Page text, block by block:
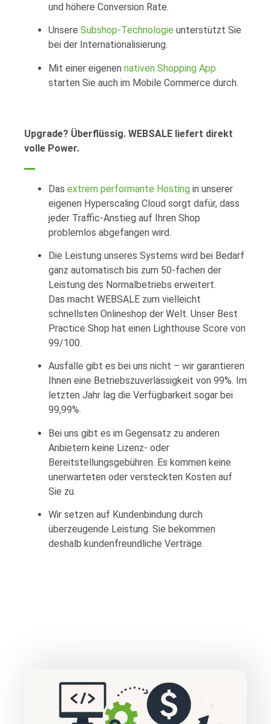
und höhere Conversion Rate.
Unsere Subshop-Technologie unterstützt Sie
bei der Internationalisierung.
Mit einer eigenen nativen Shopping App
starten Sie auch im Mobile Commerce durch.
Upgrade? Überflüssig. WEBSALE liefert direkt
volle Power.
Das extrem performante Hosting in unserer
eigenen Hyperscaling Cloud sorgt dafür, dass
jeder Traffic-Anstieg auf Ihren Shop
problemlos abgefangen wird.
Die Leistung unseres Systems wird bei Bedarf
ganz automatisch bis zum 50-fachen der
Leistung des Normalbetriebs erweitert.
Das macht WEBSALE zum vielleicht
schnellsten Onlineshop der Welt. Unser Best
Practice Shop hat einen Lighthouse Score von
99/100.
Ausfälle gibt es bei uns nicht – wir garantieren
Ihnen eine Betriebszuverlässigkeit von 99%. Im
letzten Jahr lag die Verfügbarkeit sogar bei
99,99%.
Bei uns gibt es im Gegensatz zu anderen
Anbietern keine Lizenz- oder
Bereitstellungsgebühren. Es kommen keine
unerwarteten oder versteckten Kosten auf
Sie zu.
Wir setzen auf Kundenbindung durch
überzeugende Leistung. Sie bekommen
deshalb kundenfreundliche Verträge.